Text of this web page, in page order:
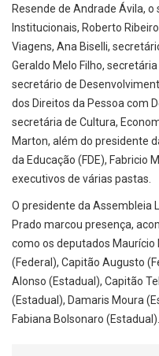
Resende de Andrade Ávila,
Institucionais, Roberto
Viagens, Ana Biselli,
Geraldo Melo Filho,
secretário de
dos Direitos da Pessoa com
secretária de Cultura,
Marton, além do presidente
da Educação (FDE), Fabricio
executivos de várias pastas.
O presidente da Assembleia
Prado marcou presença,
como os deputados Maurício
(Federal), Capitão Augusto
Alonso (Estadual), Capitão
(Estadual), Damaris Moura
Fabiana Bolsonaro (Estadual).